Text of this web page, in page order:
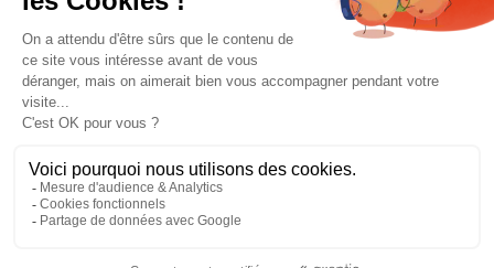
NOS UNIVERS
- Serem
- Lifetime
- Mottez
- JAD Groupe